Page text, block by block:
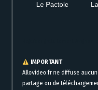
Le Pactole
IMPORTANT
Allovideo.fr ne diffuse
partage ou de